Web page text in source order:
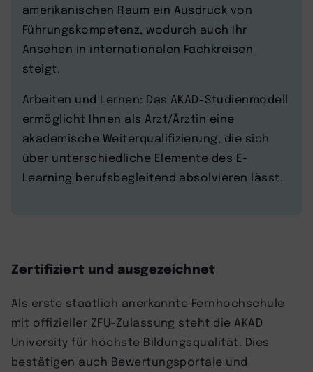
amerikanischen Raum ein Ausdruck von
Führungskompetenz, wodurch auch Ihr
Ansehen in internationalen Fachkreisen
steigt.
Arbeiten und Lernen: Das AKAD-Studienmodell
ermöglicht Ihnen als Arzt/Ärztin eine
akademische Weiterqualifizierung, die sich
über unterschiedliche Elemente des E-
Learning berufsbegleitend absolvieren lässt.
Zertifiziert und ausgezeichnet
Als erste staatlich anerkannte Fernhochschule
mit offizieller ZFU-Zulassung steht die AKAD
University für höchste Bildungsqualität. Dies
bestätigen auch Bewertungsportale und